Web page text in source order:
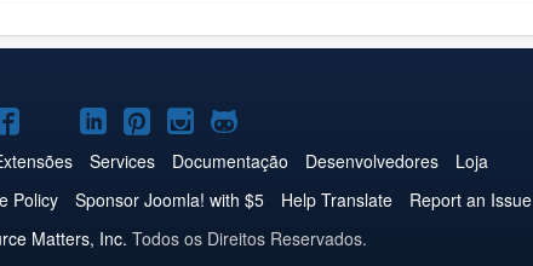
Joomla!
no
Facebook
Joomla!
no
YouTube
Joomla!
no
LinkedIn
Joomla!
no
Pinterest
Joomla!
no
Instagram
Joomla!
no
GitHub
Services Documentação Desenvolvedores
Loja
Policy Sponsor Joomla! with $5 Help Translate Report an Issue
Matters, Inc. Todos os Direitos Reservados.